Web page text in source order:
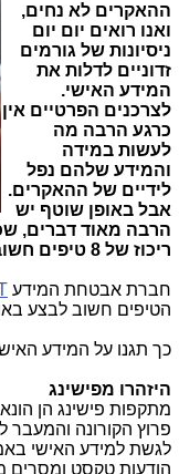
ההאקרים לא נחים,
ואנו רואים יום יום
ניסיונות של גורמים
זדוניים לדלות את
המידע האישי.
לצרכנים הפרטיים אין
כרגע הרבה מה
לעשות במידה
והמידע שלהם נפל
לידיים של ההאקרים.
אבל באופן שוטף יש
הרבה מאוד דברים,
ריכוז של 8 טיפים חשובים.
חברת אבטחת המידע
הטיפים חשוב לבצע
כך תגנו על המידע
היזהרו מפישינג
מתקפות פישינג הן
פרוץ הקורונה והמעבר
לגשת למידע האישי
הודעות טקסט ומסרים